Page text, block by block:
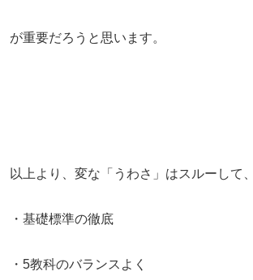
が重要だろうと思います。
以上より、変な「うわさ」はスルーして、
・基礎標準の徹底
・5教科のバランスよく